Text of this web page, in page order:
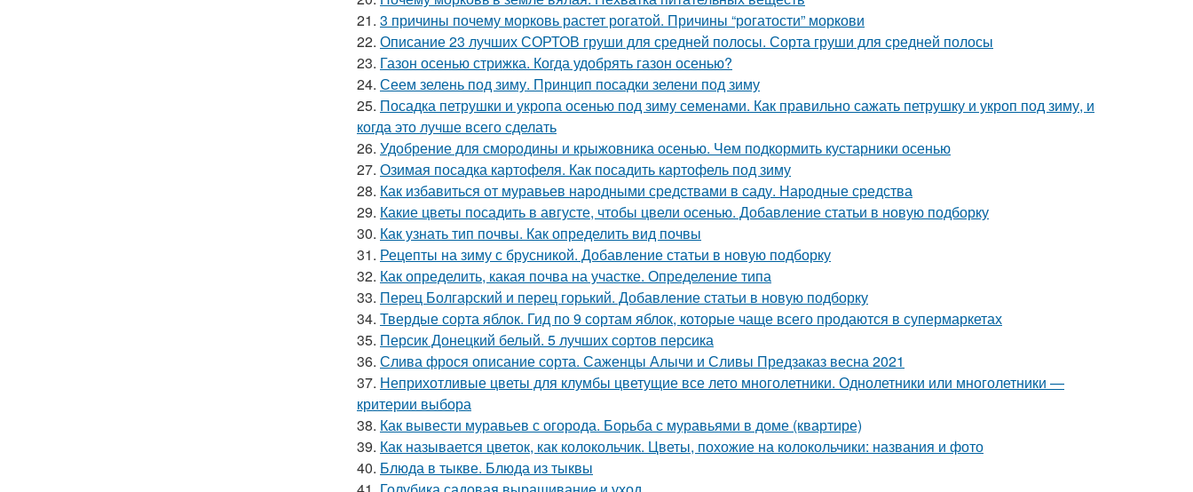
21. 3 причины почему морковь растет рогатой. Причины “рогатости” моркови
22. Описание 23 лучших СОРТОВ груши для средней полосы. Сорта груши для средней полосы
23. Газон осенью стрижка. Когда удобрять газон осенью?
24. Сеем зелень под зиму. Принцип посадки зелени под зиму
25. Посадка петрушки и укропа осенью под зиму семенами. Как правильно сажать петрушку и укроп под зиму, и
когда это лучше всего сделать
26. Удобрение для смородины и крыжовника осенью. Чем подкормить кустарники осенью
27. Озимая посадка картофеля. Как посадить картофель под зиму
28. Как избавиться от муравьев народными средствами в саду. Народные средства
29. Какие цветы посадить в августе, чтобы цвели осенью. Добавление статьи в новую подборку
30. Как узнать тип почвы. Как определить вид почвы
31. Рецепты на зиму с брусникой. Добавление статьи в новую подборку
32. Как определить, какая почва на участке. Определение типа
33. Перец Болгарский и перец горький. Добавление статьи в новую подборку
34. Твердые сорта яблок. Гид по 9 сортам яблок, которые чаще всего продаются в супермаркетах
35. Персик Донецкий белый. 5 лучших сортов персика
36. Слива фрося описание сорта. Саженцы Алычи и Сливы Предзаказ весна 2021
37. Неприхотливые цветы для клумбы цветущие все лето многолетники. Однолетники или многолетники —
критерии выбора
38. Как вывести муравьев с огорода. Борьба с муравьями в доме (квартире)
39. Как называется цветок, как колокольчик. Цветы, похожие на колокольчики: названия и фото
40. Блюда в тыкве. Блюда из тыквы